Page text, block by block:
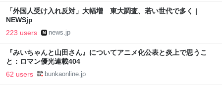
「外国人受け入れ反対」大幅増 東大調査、若い世代で多く |
NEWSjp
223 users news.jp
『みいちゃんと山田さん』についてアニメ化公表と炎上で思うこ
と：ロマン優光連載404
62 users bunkaonline.jp